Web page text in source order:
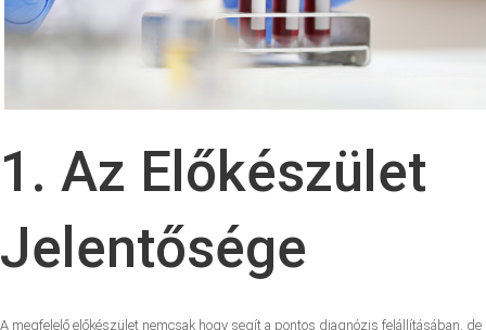
1. Az Előkészület
Jelentősége
A megfelelő előkészület nemcsak hogy segít a pontos diagnózis felállításában, de